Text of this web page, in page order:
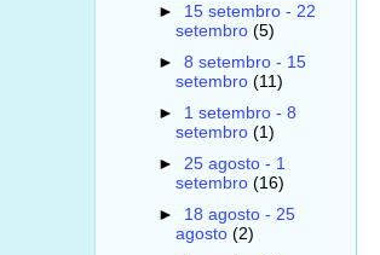
► 15 setembro - 22
setembro (5)
► 8 setembro - 15
setembro (11)
► 1 setembro - 8
setembro (1)
► 25 agosto - 1
setembro (16)
► 18 agosto - 25
agosto (2)